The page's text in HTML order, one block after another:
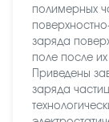
полимерных
заряда
поле после
Приведены
заряда